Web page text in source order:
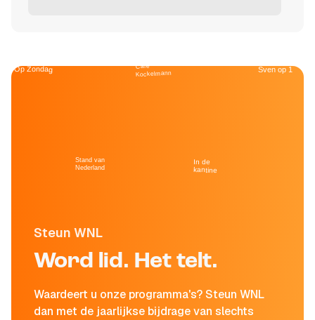
Steun WNL
Word lid. Het telt.
Waardeert u onze programma's? Steun WNL
dan met de jaarlijkse bijdrage van slechts
Op Zondag
Stand van
Nederland
Café
Kockelmann
In de
kantine
Sven op 1